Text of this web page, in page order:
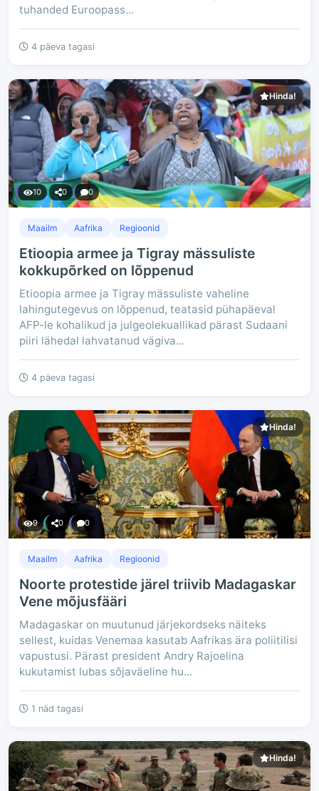
tuhanded Euroopass...
4 päeva tagasi
Hinda!
10 0 0
Maailm Aafrika Regioonid
Etioopia armee ja Tigray mässuliste
kokkupõrked on lõppenud
Etioopia armee ja Tigray mässuliste vaheline
lahingutegevus on lõppenud, teatasid pühapäeval
AFP-le kohalikud ja julgeolekuallikad pärast Sudaani
piiri lähedal lahvatanud vägiva...
4 päeva tagasi
Hinda!
9 0 0
Maailm Aafrika Regioonid
Noorte protestide järel triivib Madagaskar
Vene mõjusfääri
Madagaskar on muutunud järjekordseks näiteks
sellest, kuidas Venemaa kasutab Aafrikas ära poliitilisi
vapustusi. Pärast president Andry Rajoelina
kukutamist lubas sõjaväeline hu...
1 näd tagasi
Hinda!